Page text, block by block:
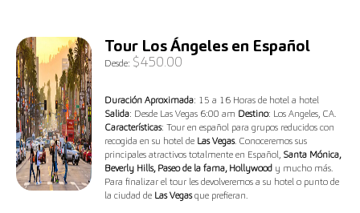
Tour Los Ángeles en Español
Desde: $450.00
Duración Aproximada: 15 a 16 Horas de hotel a hotel
Salida: Desde Las Vegas 6:00 am Destino: Los Angeles, CA.
Características: Tour en español para grupos reducidos con
recogida en su hotel de Las Vegas. Conoceremos sus
principales atractivos totalmente en Español, Santa Mónica,
Beverly Hills, Paseo de la fama, Hollywood y mucho más.
Para finalizar el tour les devolveremos a su hotel o punto de
la ciudad de Las Vegasque prefieran.